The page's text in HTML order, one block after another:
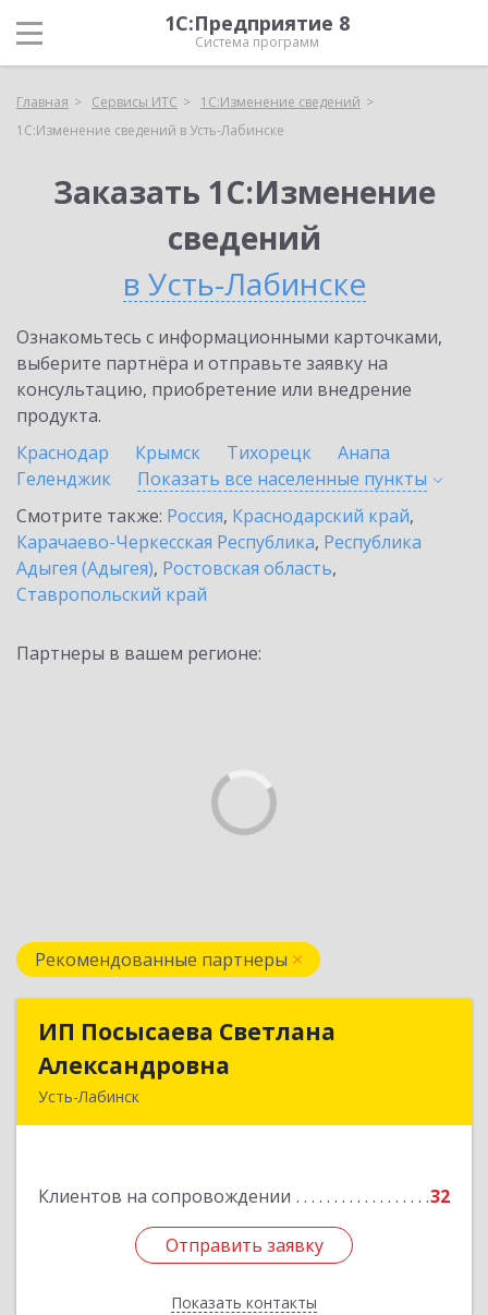
1С:Предприятие 8
Система программ
Главная Сервисы ИТС
1С:Изменение сведений
1С:Изменение сведений в Усть-Лабинске
Заказать 1С:Изменение
сведений
в Усть-Лабинске
Ознакомьтесь с информационными карточками,
выберите партнёра и отправьте заявку на
консультацию, приобретение или внедрение
продукта.
Краснодар
Крымск Тихорецк
Анапа
Геленджик
Показать все населенные пункты
Смотрите также: Россия, Краснодарский край,
Карачаево-Черкесская Республика, Республика
Адыгея (Адыгея), Ростовская область,
Ставропольский край
Партнеры в вашем регионе:
Рекомендованные партнеры
ИП Посысаева Светлана
Александровна
Усть-Лабинск
Клиентов на сопровождении 32
Отправить заявку
Показать контакты
ИП Посысаева Светлана
Подробнее
Отправить заявку
Назад